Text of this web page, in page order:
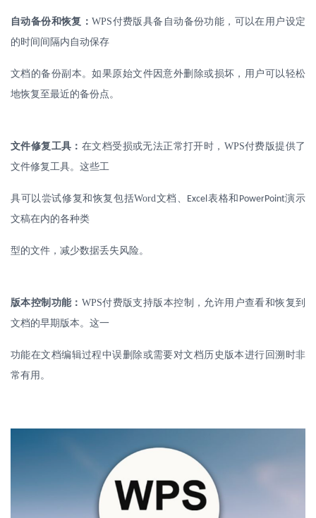
自动备份和恢复：WPS付费版具备自动备份功能，可以在用户设定
的时间间隔内自动保存
文档的备份副本。如果原始文件因意外删除或损坏，用户可以轻松
地恢复至最近的备份点。
文件修复工具： 在文档受损或无法正常打开时， WPS付费版提供了
文件修复工具。这些工
具可以尝试修复和恢复包括Word文档、 Excel表格和 PowerPoint演示
文稿在内的各种类
型的文件，减少数据丢失风险。
版本控制功能： WPS付费版支持版本控制，允许用户查看和恢复到
文档的早期版本。这一
功能在文档编辑过程中误删除或需要对文档历史版本进行回溯时非
常有用。